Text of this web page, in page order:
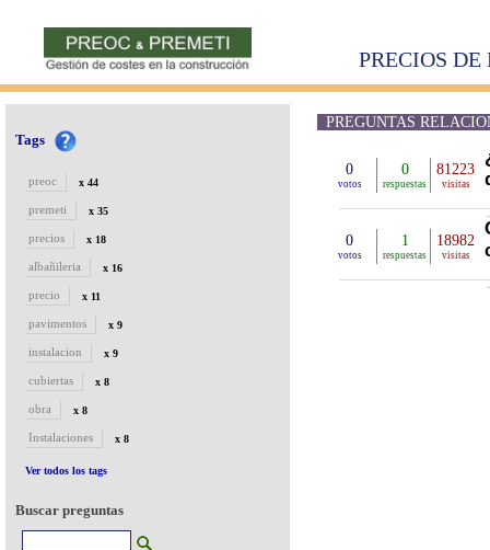
PRECIOS
Tags
preoc x 44
premeti x 35
precios x 18
albañileria x 16
precio x 11
pavimentos x 9
instalacion x 9
cubiertas x 8
obra x 8
Instalaciones x 8
Ver todos los tags
Buscar preguntas
PREGUNTAS
0
votos
0
respuestas
81223
visitas
0
votos
1
respuestas
18982
visitas